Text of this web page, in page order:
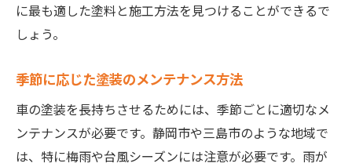
に最も適した塗料と施工方法を見つけることができるで
しょう。
季節に応じた塗装のメンテナンス方法
車の塗装を長持ちさせるためには、季節ごとに適切なメ
ンテナンスが必要です。静岡市や三島市のような地域で
は、特に梅雨や台風シーズンには注意が必要です。雨が